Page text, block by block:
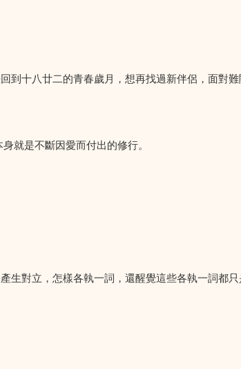
十八廿二的青春歲月，想再找過新伴侶，面對難
就是不斷因愛而付出的修行。
對立，怎樣各執一詞，還醒覺這些各執一詞都